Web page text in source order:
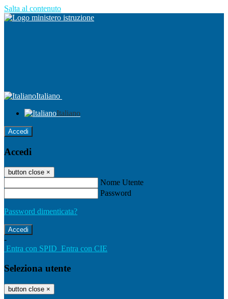
Salta al contenuto
Italiano
Italiano
Accedi
Accedi
button close ×
Nome Utente
Password
Password dimenticata?
-
Entra con SPID Entra con CIE
Seleziona utente
button close ×